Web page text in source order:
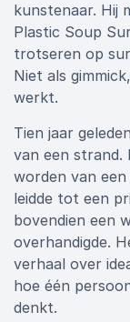
kunstenaar. Hij
Plastic Soup
trotseren op
Niet als
werkt.
Tien jaar
van een strand.
worden van
leidde tot een
bovendien een
overhandigde.
verhaal over
hoe één
denkt.